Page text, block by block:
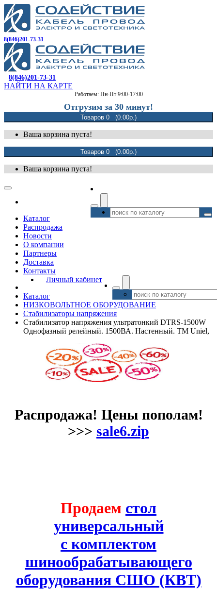
8(846)201-73-31
8(846)201-73-31
НАЙТИ НА КАРТЕ
Работаем: Пн-Пт 9:00-17:00
Отгрузим за 30 минут!
Товаров 0 (0.00р.)
Ваша корзина пуста!
Товаров 0 (0.00р.)
Ваша корзина пуста!
Каталог
Распродажа
Новости
О компании
Партнеры
Доставка
Контакты
Личный кабинет
Каталог
НИЗКОВОЛЬТНОЕ ОБОРУДОВАНИЕ
Стабилизаторы напряжения
Стабилизатор напряжения ультратонкий DTRS-1500W
Однофазный релейный. 1500ВА. Настенный. TM Uniel,
Распродажа! Цены пополам!
>>> sale6.zip
Продаем стол
универсальный
с комплектом
шинообрабатывающего
оборудования СШО (КВТ)